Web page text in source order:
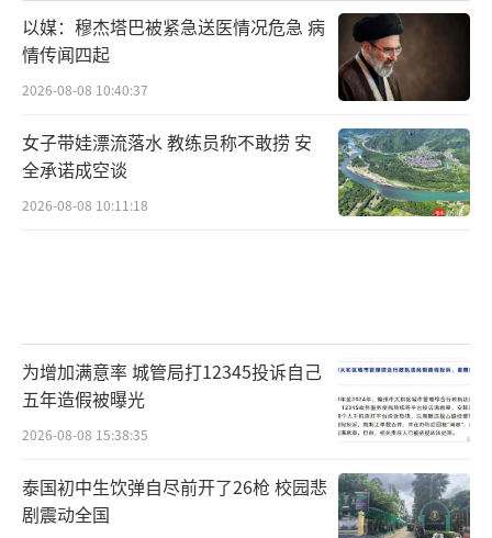
以媒：穆杰塔巴被紧急送医情况危急 病
情传闻四起
2026-08-08 10:40:37
女子带娃漂流落水 教练员称不敢捞 安
全承诺成空谈
2026-08-08 10:11:18
为增加满意率 城管局打12345投诉自己
五年造假被曝光
2026-08-08 15:38:35
泰国初中生饮弹自尽前开了26枪 校园悲
剧震动全国